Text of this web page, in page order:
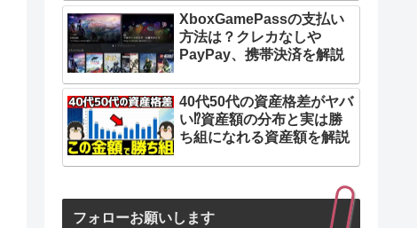
XboxGamePassの支払い
方法は？クレカなしや
PayPay、携帯決済を解説
40代50代の資産格差がヤバ
い⁉︎資産額の分布と実は勝
ち組になれる資産額を解説
フォローお願いします